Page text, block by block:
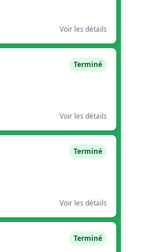
Voir les détails
Terminé
Voir les détails
Terminé
Voir les détails
Terminé